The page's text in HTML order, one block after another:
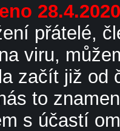
přátelé,
viru,
začít již od
to
s účastí